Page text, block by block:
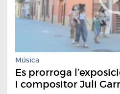
Música
Es prorroga
i compositor Juli